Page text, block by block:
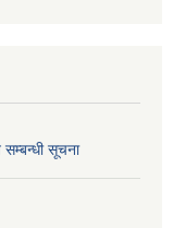
सम्बन्धी सूचना